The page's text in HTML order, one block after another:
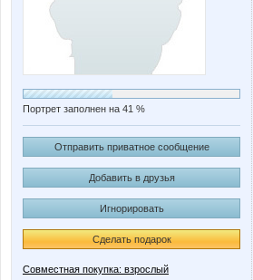
Портрет заполнен на 41 %
Отправить приватное сообщение
Добавить в друзья
Игнорировать
Сделать подарок
Совместная покупка: взрослый